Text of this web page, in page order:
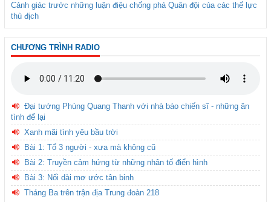
Cảnh giác trước những luận điệu chống phá Quân đội của các thế lực
thù địch
CHƯƠNG TRÌNH RADIO
Đại tướng Phùng Quang Thanh với nhà báo chiến sĩ - những ân
tình để lại
Xanh mãi tình yêu bầu trời
Bài 1: Tổ 3 người - xưa mà không cũ
Bài 2: Truyền cảm hứng từ những nhân tố điển hình
Bài 3: Nối dài mơ ước tân binh
Tháng Ba trên trận địa Trung đoàn 218